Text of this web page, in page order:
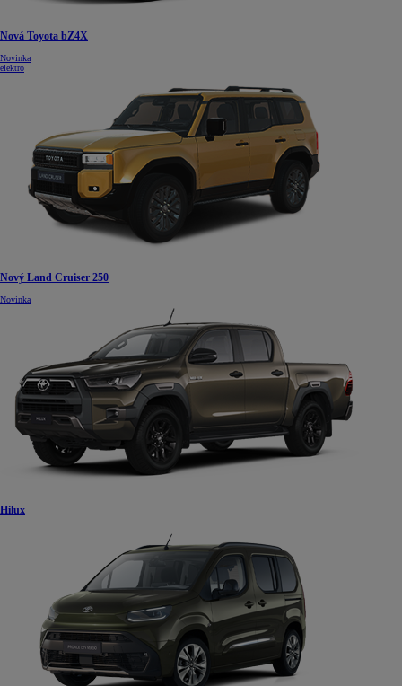
Nová Toyota bZ4X
Novinka
elektro
Nový Land Cruiser 250
Novinka
Hilux